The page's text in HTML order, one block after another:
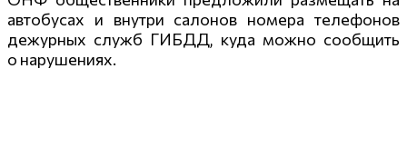
автобусах и внутри салонов номера телефонов
дежурных служб ГИБДД, куда можно сообщить
о нарушениях.